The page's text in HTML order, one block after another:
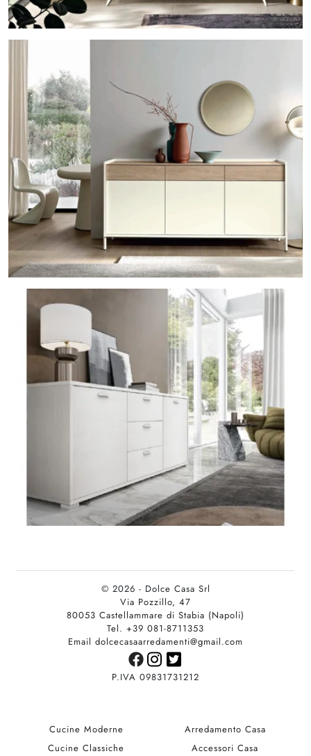
© 2026 - Dolce Casa Srl
Via Pozzillo, 47
80053 Castellammare di Stabia (Napoli)
Tel. +39 081-8711353
Email dolcecasaarredamenti@gmail.com
P.IVA 09831731212
Cucine Moderne
Cucine Classiche
Arredamento Casa
Accessori Casa